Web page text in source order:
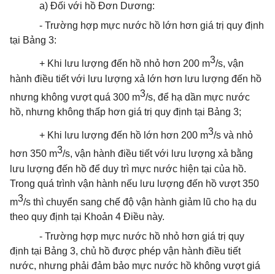
a) Đối với hồ Đơn Dương:
- Trường hợp mực nước hồ lớn hơn giá trị quy định
tại Bảng 3:
+ Khi lưu lượng đến hồ nhỏ hơn 200 m3/s, vận
hành điều tiết với lưu lượng xả lớn hơn lưu lượng đến hồ
nhưng không vượt quá 300 m3/s, để hạ dần mực nước
hồ, nhưng không thấp hơn giá trị quy định tại Bảng 3;
+ Khi lưu lượng đến hồ lớn hơn 200 m3/s và nhỏ
hơn 350 m3/s, vận hành điều tiết với lưu lượng xả bằng
lưu lượng đến hồ để duy trì mực nước hiện tại của hồ.
Trong quá trình vận hành nếu lưu lượng đến hồ vượt 350
m3/s thì chuyển sang chế độ vận hành giảm lũ cho hạ du
theo quy định tại Khoản 4 Điều này.
- Trường hợp mực nước hồ nhỏ hơn giá trị quy
định tại Bảng 3, chủ hồ được phép vận hành điều tiết
nước, nhưng phải đảm bảo mực nước hồ không vượt giá